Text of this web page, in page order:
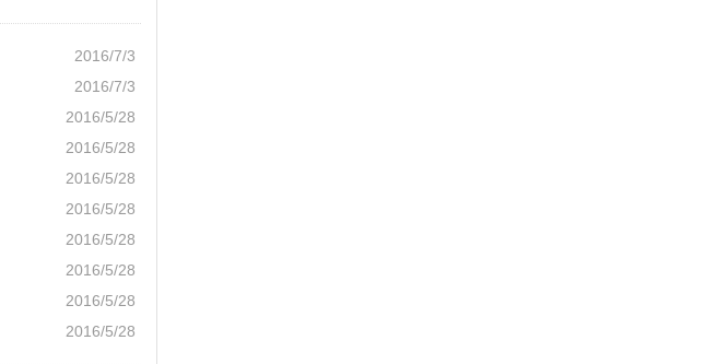
2016/7/3
2016/7/3
2016/5/28
2016/5/28
2016/5/28
2016/5/28
2016/5/28
2016/5/28
2016/5/28
2016/5/28